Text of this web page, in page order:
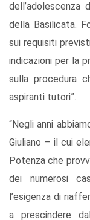
dell’adolescenza
della Basilicata.
sui requisiti
indicazioni per la
sulla procedura
aspiranti tutori”.
“Negli anni
Giuliano – il cui
Potenza che
dei numerosi
l’esigenza di
a prescindere